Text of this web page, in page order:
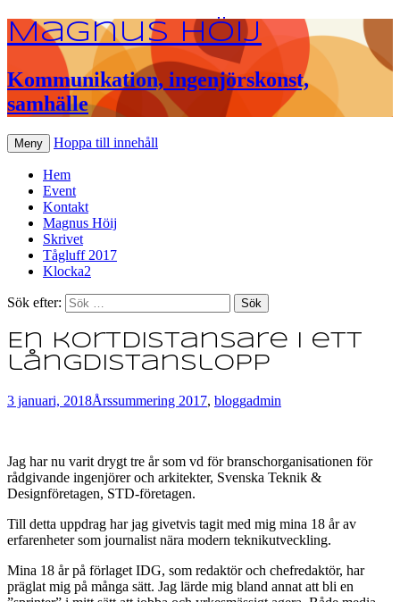
Magnus Höij
Kommunikation, ingenjörskonst,
samhälle
Meny Hoppa till innehåll
Hem
Event
Kontakt
Magnus Höij
Skrivet
Tågluff 2017
Klocka2
Sök efter:
En kortdistansare i ett
långdistanslopp
3 januari, 2018Årssummering 2017, bloggadmin
Jag har nu varit drygt tre år som vd för branschorganisationen för
rådgivande ingenjörer och arkitekter, Svenska Teknik &
Designföretagen, STD-företagen.
Till detta uppdrag har jag givetvis tagit med mig mina 18 år av
erfarenheter som journalist nära modern teknikutveckling.
Mina 18 år på förlaget IDG, som redaktör och chefredaktör, har
präglat mig på många sätt. Jag lärde mig bland annat att bli en